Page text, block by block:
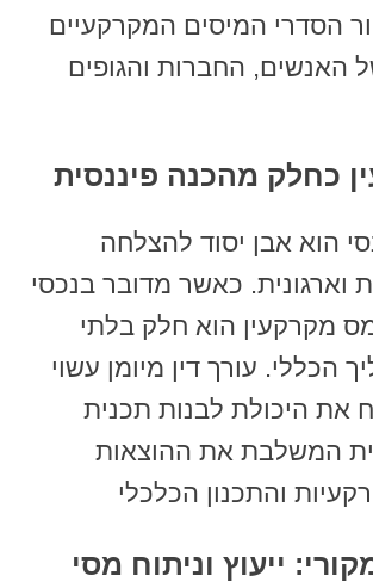
הסדרי המיסים המקרקעיים
האנשים, החברות והגופים
כחלק מהכנה פיננסית
הוא אבן יסוד להצלחה
וארגונית. כאשר מדובר בנכסי
מס מקרקעין הוא חלק בלתי
הכללי. עורך דין מיומן עשוי
את היכולת לבנות תכנית
המשלבת את ההוצאות
והתכנון הכלכלי
ייעוץ וניתוח מסי